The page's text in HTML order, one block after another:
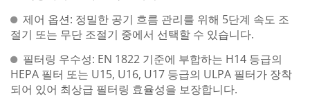
제어 옵션: 정밀한 공기 흐름 관리를 위해 5단계 속도 조
절기 또는 무단 조절기 중에서 선택할 수 있습니다.
필터링 우수성: EN 1822 기준에 부합하는 H14 등급의
HEPA 필터 또는 U15, U16, U17 등급의 ULPA 필터가 장착
되어 있어 최상급 필터링 효율성을 보장합니다.